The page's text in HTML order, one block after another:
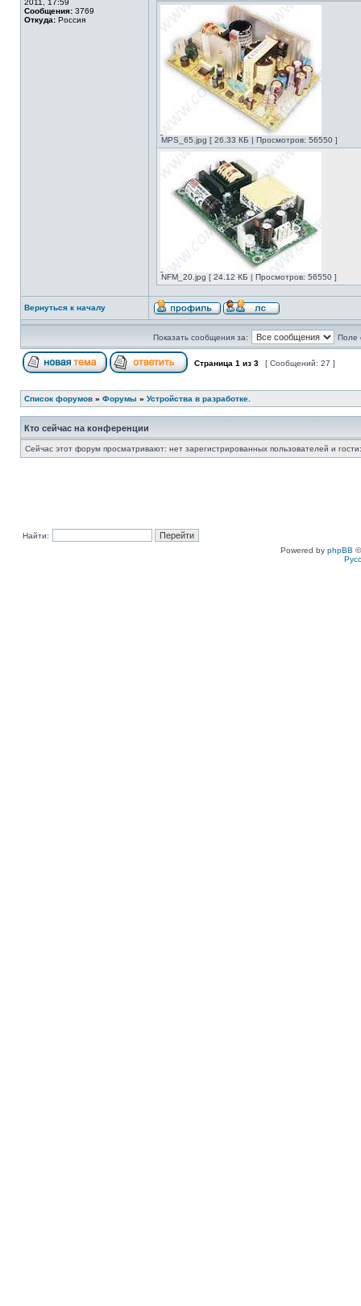
2011, 17:59
Сообщения: 3769
Откуда: Россия
MPS_65.jpg [ 26.33 КБ | Просмотров: 56550 ]
NFM_20.jpg [ 24.12 КБ | Просмотров: 56550 ]
Вернуться к началу
Показать сообщения за: Поле
Страница 1 из 3 [ Сообщений: 27 ]
Список форумов » Форумы » Устройства в разработке.
Кто сейчас на конференции
Сейчас этот форум просматривают: нет зарегистрированных пользователей и
Найти:
Powered by phpBB